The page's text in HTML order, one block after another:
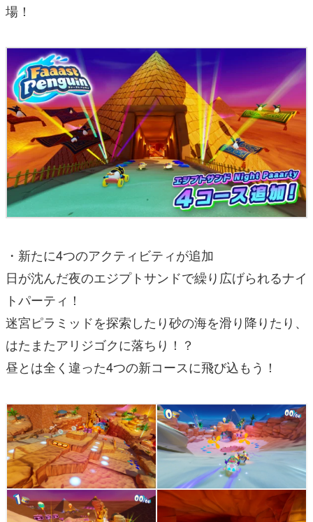
場！
・新たに4つのアクティビティが追加
日が沈んだ夜のエジプトサンドで繰り広げられるナイ
トパーティ！
迷宮ピラミッドを探索したり砂の海を滑り降りたり、
はたまたアリジゴクに落ちり！？
昼とは全く違った4つの新コースに飛び込もう！